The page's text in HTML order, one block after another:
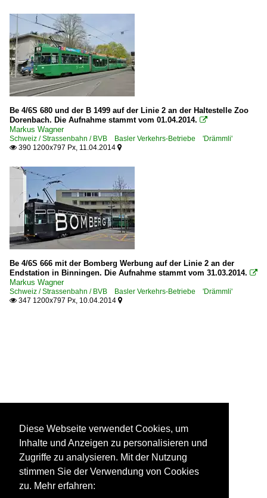
Be 4/6S 680 und der B 1499 auf der Linie 2 an der Haltestelle Zoo
Dorenbach. Die Aufnahme stammt vom 01.04.2014. 
Markus Wagner
Schweiz / Strassenbahn / BVB Basler Verkehrs-Betriebe 'Drämmli'
 390 1200x797 Px, 11.04.2014 
Be 4/6S 666 mit der Bomberg Werbung auf der Linie 2 an der
Endstation in Binningen. Die Aufnahme stammt vom 31.03.2014. 
Markus Wagner
Schweiz / Strassenbahn / BVB Basler Verkehrs-Betriebe 'Drämmli'
 347 1200x797 Px, 10.04.2014 
Diese Webseite verwendet Cookies, um
Inhalte und Anzeigen zu personalisieren und
Zugriffe zu analysieren. Mit der Nutzung
stimmen Sie der Verwendung von Cookies
zu. Mehr erfahren: